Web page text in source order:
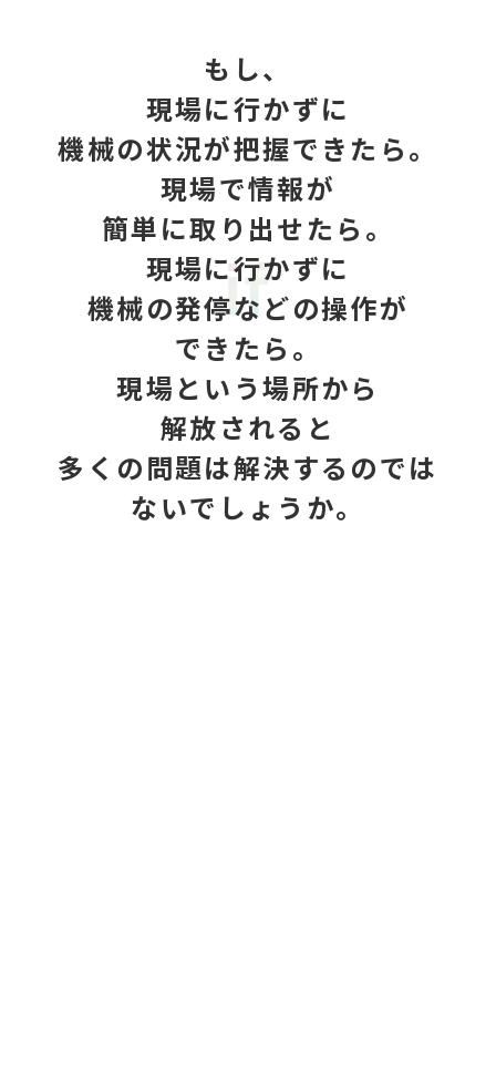
も し、
現場に行かずに
機械の状況が把握で き た ら。
現場で情報が
簡単に取 り 出せた ら 。
現場に行かずに
機械の発停などの操作が
で き た ら 。
現場 と い う場所から
解放される と
多 く の問題は解決する のでは
ないで し ょ う か。